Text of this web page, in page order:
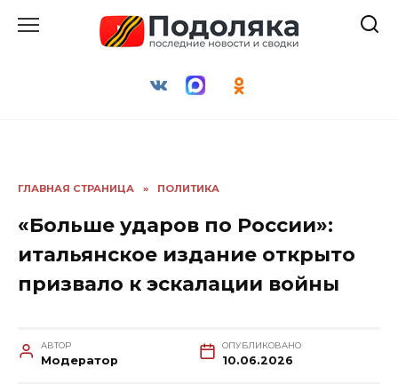
ГЛАВНАЯ СТРАНИЦА » ПОЛИТИКА
«Больше ударов по России»:
итальянское издание открыто
призвало к эскалации войны
АВТОР
Модератор
ОПУБЛИКОВАНО
10.06.2026